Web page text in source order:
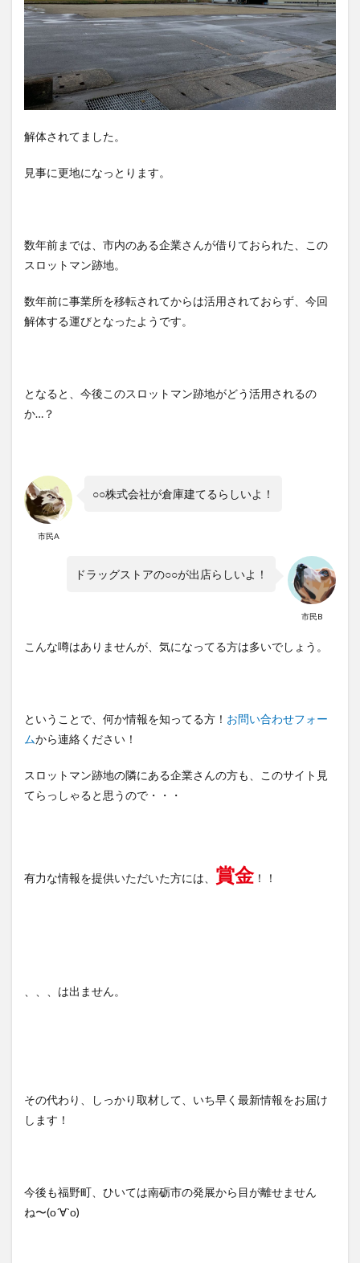
解体されてました。
見事に更地になっとります。
数年前までは、市内のある企業さんが借りておられた、この
スロットマン跡地。
数年前に事業所を移転されてからは活用されておらず、今回
解体する運びとなったようです。
となると、今後このスロットマン跡地がどう活用されるの
か…？
市民A
○○株式会社が倉庫建てるらしいよ！
市民B
ドラッグストアの○○が出店らしいよ！
こんな噂はありませんが、気になってる方は多いでしょう。
ということで、何か情報を知ってる方！ お問い合わせフォー
ムから連絡ください！
スロットマン跡地の隣にある企業さんの方も、このサイト見
てらっしゃると思うので・・・
有力な情報を提供いただいた方には、 賞金！！
、、、は出ません。
その代わり、しっかり取材して、いち早く最新情報をお届け
します！
今後も福野町、ひいては南砺市の発展から目が離せません
ね〜(о´∀`о)